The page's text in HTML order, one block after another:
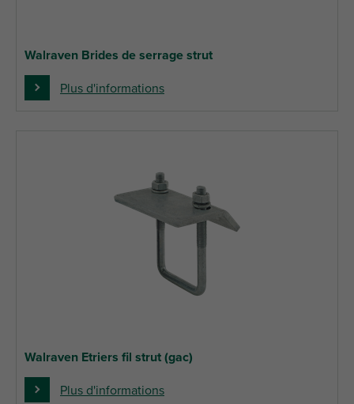
Walraven Brides de serrage strut
Plus d'informations
Walraven Etriers fil strut (gac)
Plus d'informations